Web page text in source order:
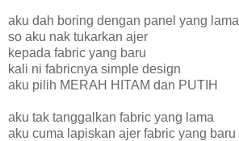
aku dah boring dengan panel yang lama
so aku nak tukarkan ajer
kepada fabric yang baru
kali ni fabricnya simple design
aku pilih MERAH HITAM dan PUTIH
aku tak tanggalkan fabric yang lama
aku cuma lapiskan ajer fabric yang baru